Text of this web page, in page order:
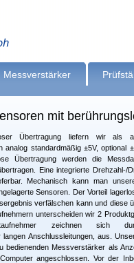
Messverstärker
mit
Übertragung liefern wir als
analog standardmäßig ±5V, optional
Übertragung werden die
Eine inte­grierte Drehzahl-/
Mechanisch kann man
Sensoren. Der Vorteil
verfälschen kann und diese
unterscheiden wir 2
zeichnen
Anschlussleitungen, aus.
Mess­ver­stärker als
angeschlossen. Vor der